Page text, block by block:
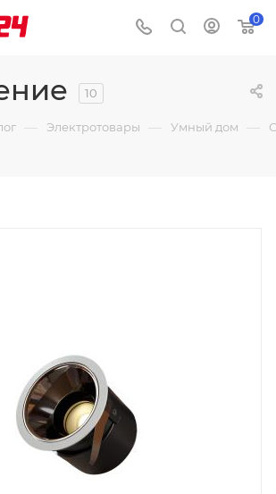
0
10
— Электротовары — Умный дом —